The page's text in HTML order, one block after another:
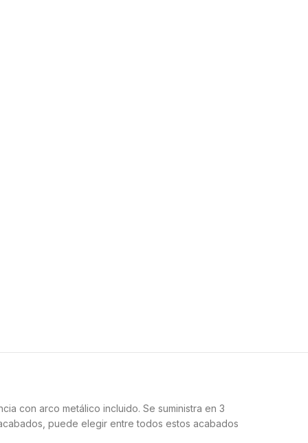
con arco metálico incluido. Se suministra en 3
puede elegir entre todos estos acabados